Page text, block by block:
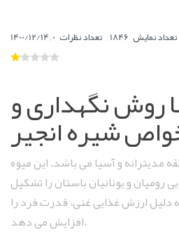
1400/12/14, تعداد نمایش ,تعداد نظرات
روش نگهداری و
شیره انجیر
مدیترانه و آسیا می باشد. این میوه
رومیان و یونانیان باستان را تشکیل
دلیل ارزش غذایی غنی، قدرت فرد را
افزایش می ‌دهد.